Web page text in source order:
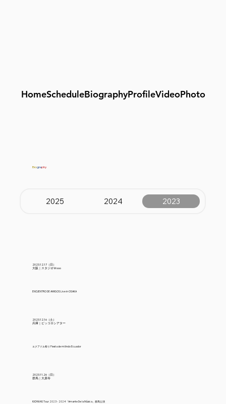
HomeScheduleBiographyProfileVideoPhoto
Biography
2025 2024 2023
2023.12.17（日）
大阪｜スタジオWooo
ENCUENTRO DE AMIGOS Live in OSAKA
2023.12.16（土）
兵庫｜ピッコロシアター
エクアドル祭り Fiesta de mi lindo Ecuador
2023.11.26（日）
群馬｜大原寺
KICHWAS Tour 2023 - 2024「Amante De la Música」群馬公演